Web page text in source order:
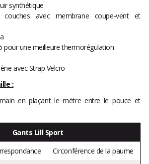
synthétique
couches avec membrane coupe-vent et
pour une meilleure thermorégulation
avec Strap Velcro
:
en plaçant le mètre entre le pouce et
Gants Lill Sport
Circonférence de la paume